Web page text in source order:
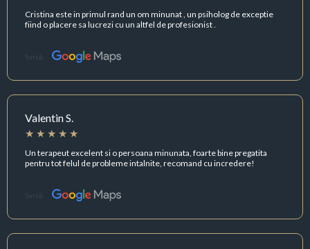
Cristina este in primul rand un om minunat , un psiholog de exceptie
fiind o placere sa lucrezi cu un altfel de profesionist .
Sursă:
Valentin S.
Un terapeut excelent si o persoana minunata, foarte bine pregatita
pentru tot felul de probleme intalnite, recomand cu incredere!
Sursă: